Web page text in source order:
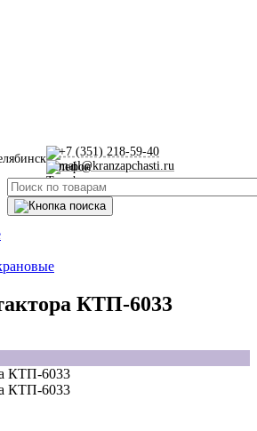
+7 (351) 218-59-40
mail@kranzapchasti.ru
КТП-6033